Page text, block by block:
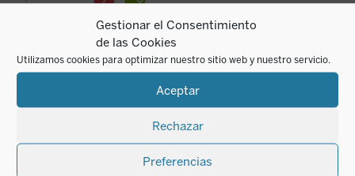
Gestionar el Consentimiento
de las Cookies
Utilizamos cookies para optimizar nuestro sitio web y nuestro servicio.
Aceptar
Rechazar
Preferencias
tiernas, de lucha por la supervivencia y de
Dostoievski, Tolkien, y películas como
de la imagen de Linos— reflexionar en